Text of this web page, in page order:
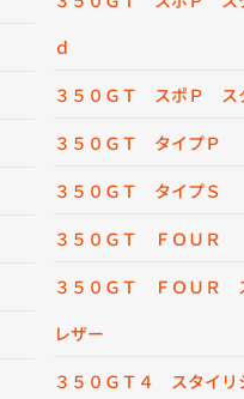
ｄ
３５０ＧＴ スポＰ ス
３５０ＧＴ タイプＰ
３５０ＧＴ タイプＳ
３５０ＧＴ ＦＯＵＲ
３５０ＧＴ ＦＯＵＲ
レザー
３５０ＧＴ４ スタイリ